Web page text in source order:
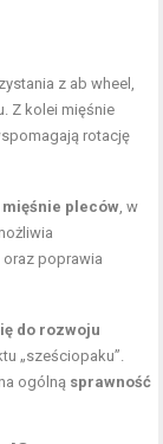
z ab wheel,
Z kolei mięśnie
rotację
pleców , w
oraz poprawia
do rozwoju
„sześciopaku”.
ogólną sprawność